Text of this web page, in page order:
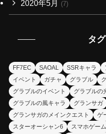
2020年5月 (7)
タ
FF7EC SAOAL SSRキャラ
イベント
ガチャ グラブル
グラブルのイベント
グラブルの
グラブルの風キャラ
グランサガ
グランサガのメインクエスト
ゲ
スターオーシャン6
スマホゲーム